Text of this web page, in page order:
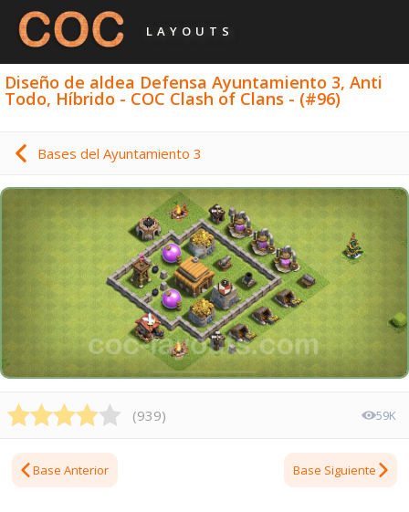
LAYOUTS
Diseño de aldea Defensa Ayuntamiento 3, Anti
Todo, Híbrido - COC Clash of Clans - (#96)
Bases del Ayuntamiento 3
(939) 59K
Base Anterior Base Siguiente